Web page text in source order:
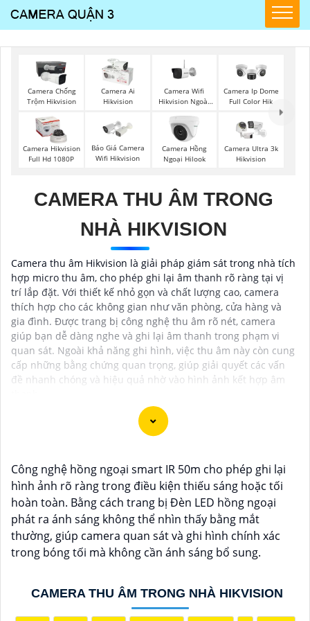
Camera Chống
Trộm Hikvision
Camera Ai
Hikvision
Camera Wifi
Hikvision Ngoài
Camera Ip Dome
Full Color Hik
Camera Hikvision
Full Hd 1080P
Báo Giá Camera
Wifi Hikvision
Camera Hồng
Ngoại Hilook
Camera Ultra 3k
Hikvision
CAMERA THU ÂM TRONG
NHÀ HIKVISION
Camera thu âm Hikvision là giải pháp giám sát trong nhà tích
hợp micro thu âm, cho phép ghi lại âm thanh rõ ràng tại vị
trí lắp đặt. Với thiết kế nhỏ gọn và chất lượng cao, camera
thích hợp cho các không gian như văn phòng, cửa hàng và
gia đình. Được trang bị công nghệ thu âm rõ nét, camera
giúp bạn dễ dàng nghe và ghi lại âm thanh trong phạm vi
quan sát. Ngoài khả năng ghi hình, việc thu âm này còn cung
cấp những bằng chứng quan trọng, giúp giải quyết các vấn
đề nhanh chóng và hiệu quả nhờ vào hình ảnh kết hợp âm
Camera Zoom 25X là lựa chọn hoàn hảo cho việc giám
sát và theo dõi từ xa. Với khả năng zoom 25X, bạn có
thể quan sát chi tiết và rõ nét hơn mà không cần tiến
cận gần.
Camera Zoom 25X cung cấp hình ảnh chất lượng cao,
sắc nét và rõ ràng ngay cả khi zoom xa. Những trang
những vị trí xa một cách dễ dàng và chính xác.
Với công nghệ tiên tiến, Camera Zoom 25X có khả
năng xoay ngang và xoay dọc một cách linh hoạt, giúp
Công nghệ hồng ngoại smart IR 50m cho phép ghi lại
hình ảnh rõ ràng trong điều kiện thiếu sáng hoặc tối
hoàn toàn. Bằng cách trang bị Đèn LED hồng ngoại
phát ra ánh sáng không thể nhìn thấy bằng mắt
thường, giúp camera quan sát và ghi hình chính xác
trong bóng tối mà không cần ánh sáng bổ sung.
CAMERA THU ÂM TRONG NHÀ HIKVISION